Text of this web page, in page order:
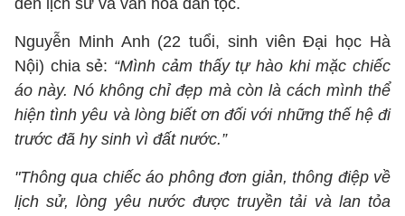
đến lịch sử và văn hóa dân tộc.
Nguyễn Minh Anh (22 tuổi, sinh viên Đại học Hà
Nội) chia sẻ: “Mình cảm thấy tự hào khi mặc chiếc
áo này. Nó không chỉ đẹp mà còn là cách mình thể
hiện tình yêu và lòng biết ơn đối với những thế hệ đi
trước đã hy sinh vì đất nước.”
"Thông qua chiếc áo phông đơn giản, thông điệp về
lịch sử, lòng yêu nước được truyền tải và lan tỏa